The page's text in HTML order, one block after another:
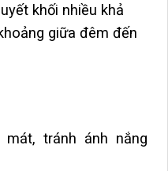
khối nhiều khả
giữa đêm đến
tránh ánh nắng